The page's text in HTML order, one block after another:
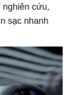
nghiên cứu,
sạc nhanh